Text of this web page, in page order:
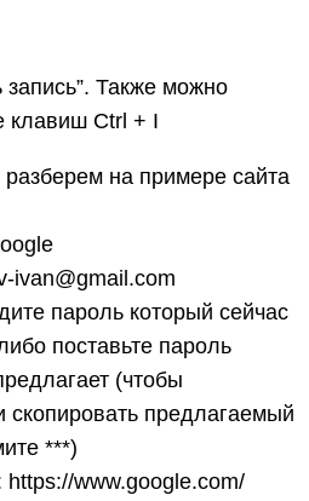
запись”. Также можно
клавиш Ctrl + I
на примере сайта
ivan@gmail.com
пароль который сейчас
поставьте пароль
(чтобы
скопировать предлагаемый
***)
https://www.google.com/